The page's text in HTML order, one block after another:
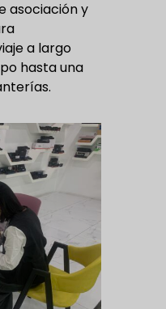
asociación y
a largo
hasta una